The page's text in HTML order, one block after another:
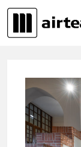
Hoppa till innehåll